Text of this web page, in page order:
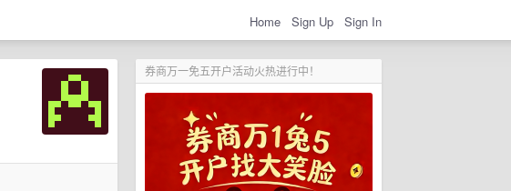
Home Sign Up Sign In
券商万一免五开户活动火热进行中！